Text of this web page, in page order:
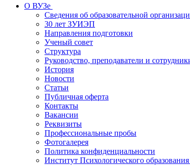
О ВУЗе
Сведения об образовательной
30 лет ЗУИЭП
Направления подготовки
Ученый совет
Структура
Руководство, преподаватели и
История
Новости
Статьи
Публичная оферта
Контакты
Вакансии
Реквизиты
Профессиональные пробы
Фотогалерея
Политика конфиденциальности
Институт Психологического